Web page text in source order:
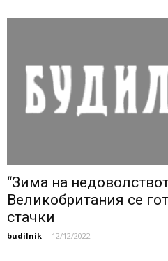
“Зима на
Великобритания се
стачки
budilnik - 12/12/2022